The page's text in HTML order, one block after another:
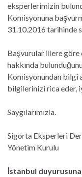
eksperlerimizin
Komisyonuna
31.10.2016 tarihinde
Başvurular illere
hakkında
Komisyonundan bilgi
bilgilerinizi rica eder,
Saygılarımızla.
Sigorta Eksperleri
Yönetim Kurulu
İstanbul